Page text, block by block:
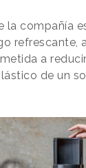
la compañía
refrescante,
a
de un